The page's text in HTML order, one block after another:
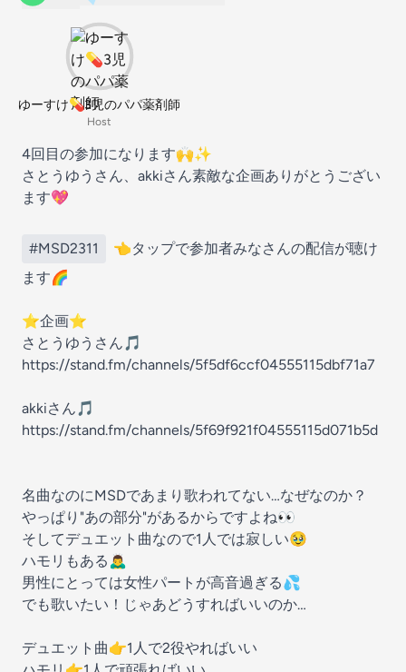
ゆーすけ💊3児のパパ薬剤師
Host
4回目の参加になります🙌✨
さとうゆうさん、akkiさん素敵な企画ありがとうござい
ます💖
#MSD2311
👈タップで参加者みなさんの配信が聴け
ます🌈
⭐️企画⭐️
さとうゆうさん🎵
https://stand.fm/channels/5f5df6ccf04555115dbf71a7
akkiさん🎵
https://stand.fm/channels/5f69f921f04555115d071b5d
名曲なのにMSDであまり歌われてない…なぜなのか？
やっぱり"あの部分"があるからですよね👀
そしてデュエット曲なので1人では寂しい🥹
ハモリもある🙇‍♂️
男性にとっては女性パートが高音過ぎる💦
でも歌いたい！じゃあどうすればいいのか…
デュエット曲👉1人で2役やればいい